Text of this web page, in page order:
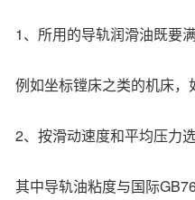
1、所用的导轨润滑油既要
例如坐标镗床之类的机床
2、按滑动速度和平均压力
其中导轨油粘度与国际